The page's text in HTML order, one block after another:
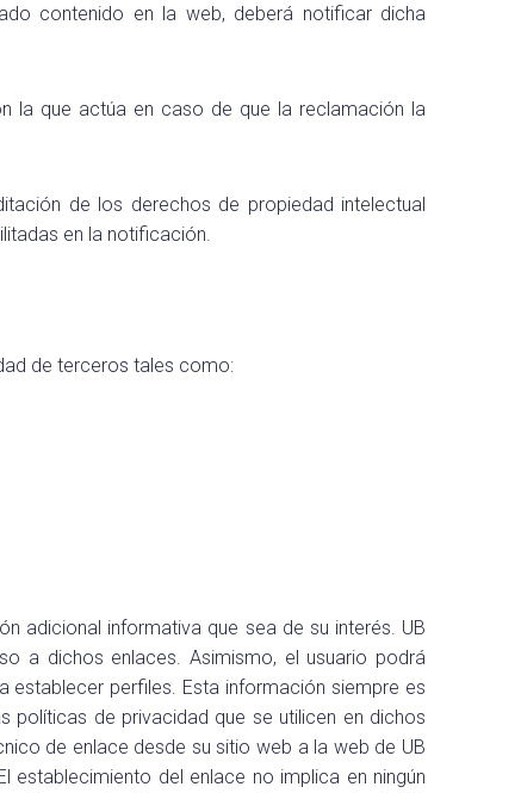
contenido en la web, deberá notificar dicha
la que actúa en caso de que la reclamación la
de los derechos de propiedad intelectual
en la notificación.
de terceros tales como:
adicional informativa que sea de su interés. UB
a dichos enlaces. Asimismo, el usuario podrá
establecer perfiles. Esta información siempre es
de privacidad que se utilicen en dichos
de enlace desde su sitio web a la web de UB
establecimiento del enlace no implica en ningún